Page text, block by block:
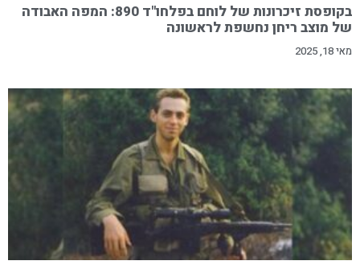
בקופסת זיכרונות של לוחם בפלחו"ד 890: המפה האבודה
של מוצב ריחן נחשפת לראשונה
מאי 18, 2025